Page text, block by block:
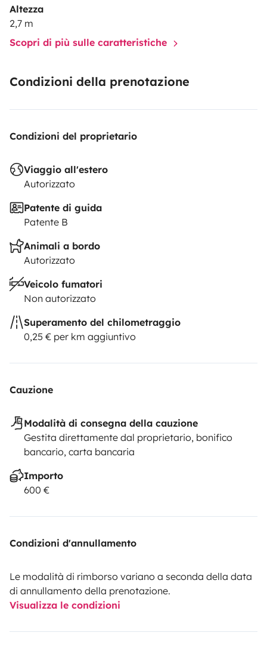
Altezza
2,7 m
Scopri di più sulle caratteristiche
Condizioni della prenotazione
Condizioni del proprietario
Viaggio all'estero
Autorizzato
Patente di guida
Patente B
Animali a bordo
Autorizzato
Veicolo fumatori
Non autorizzato
Superamento del chilometraggio
0,25 € per km aggiuntivo
Cauzione
Modalità di consegna della cauzione
Gestita direttamente dal proprietario, bonifico
bancario, carta bancaria
Importo
600 €
Condizioni d'annullamento
Le modalità di rimborso variano a seconda della data
di annullamento della prenotazione.
Visualizza le condizioni